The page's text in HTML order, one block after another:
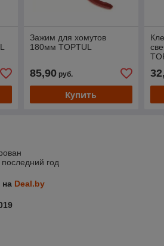
Зажим для хомутов
180мм TOPTUL
85,90руб.
Купить
год
на Deal.by